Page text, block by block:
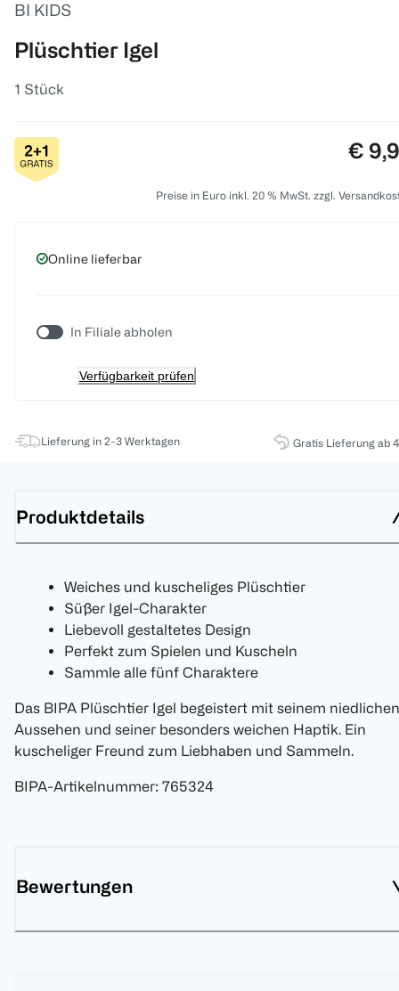
BI KIDS
Plüschtier Igel
1 Stück
€
Preise in Euro inkl. 20 % MwSt. zzgl.
Online lieferbar
In Filiale abholen
Verfügbarkeit prüfen
Lieferung in 2-3 Werktagen Gratis Lieferung ab
Produktdetails
Weiches und kuscheliges Plüschtier
Süßer Igel-Charakter
Liebevoll gestaltetes Design
Perfekt zum Spielen und Kuscheln
Sammle alle fünf Charaktere
Das BIPA Plüschtier Igel begeistert mit seinem niedlichen
Aussehen und seiner besonders weichen Haptik. Ein
kuscheliger Freund zum Liebhaben und Sammeln.
BIPA-Artikelnummer: 765324
Bewertungen